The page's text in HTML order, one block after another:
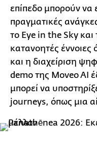
επίπεδο μπορούν
πραγματικές
το Eye in the Sky
κατανοητές
και η διαχείριση
demo της Moveo AI
μπορεί να
journeys, όπως μια